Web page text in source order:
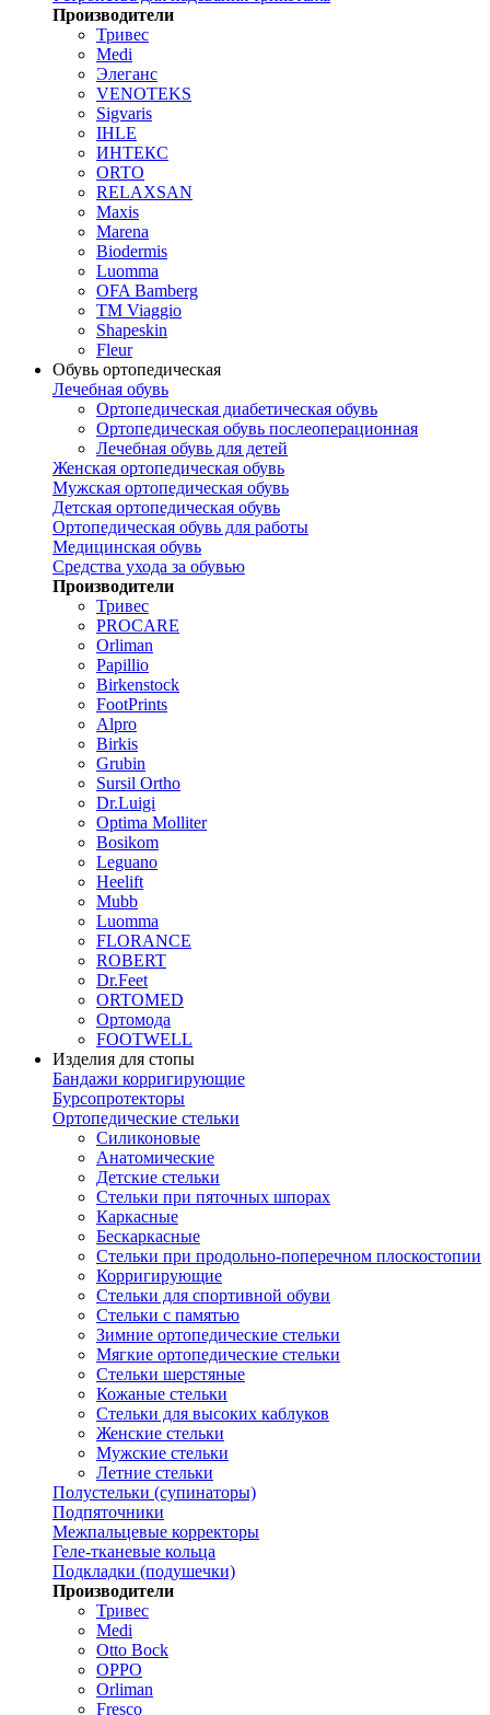
Производители
Тривес
Medi
Элеганс
VENOTEKS
Sigvaris
IHLE
ИНТЕКС
ORTO
RELAXSAN
Maxis
Marena
Biodermis
Luomma
OFA Bamberg
TM Viaggio
Shapeskin
Fleur
Обувь ортопедическая
Лечебная обувь
Ортопедическая диабетическая обувь
Ортопедическая обувь послеоперационная
Лечебная обувь для детей
Женская ортопедическая обувь
Мужская ортопедическая обувь
Детская ортопедическая обувь
Ортопедическая обувь для работы
Медицинская обувь
Средства ухода за обувью
Производители
Тривес
PROCARE
Orliman
Papillio
Birkenstock
FootPrints
Alpro
Birkis
Grubin
Sursil Ortho
Dr.Luigi
Optima Molliter
Bosikom
Leguano
Heelift
Mubb
Luomma
FLORANCE
ROBERT
Dr.Feet
ORTOMED
Ортомода
FOOTWELL
Изделия для стопы
Бандажи корригирующие
Бурсопротекторы
Ортопедические стельки
Силиконовые
Анатомические
Детские стельки
Стельки при пяточных шпорах
Каркасные
Бескаркасные
Стельки при продольно-поперечном плоскостопии
Корригирующие
Стельки для спортивной обуви
Стельки с памятью
Зимние ортопедические стельки
Мягкие ортопедические стельки
Стельки шерстяные
Кожаные стельки
Стельки для высоких каблуков
Женские стельки
Мужские стельки
Летние стельки
Полустельки (супинаторы)
Подпяточники
Межпальцевые корректоры
Геле-тканевые кольца
Подкладки (подушечки)
Производители
Тривес
Medi
Otto Bock
OPPO
Orliman
Fresco